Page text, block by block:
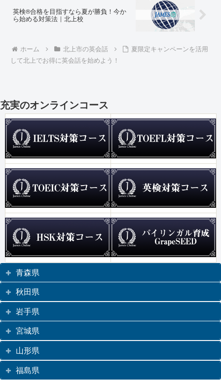
英検®合格を目指すなら夏が勝負！今か
ら始める対策法｜北上校
ホーム 北上市の英会話
夏限定キャンペーンを活用
して北上でお得に英会話を始めよう！
充実のオンラインコース
青森県
秋田県
岩手県
宮城県
山形県
福島県